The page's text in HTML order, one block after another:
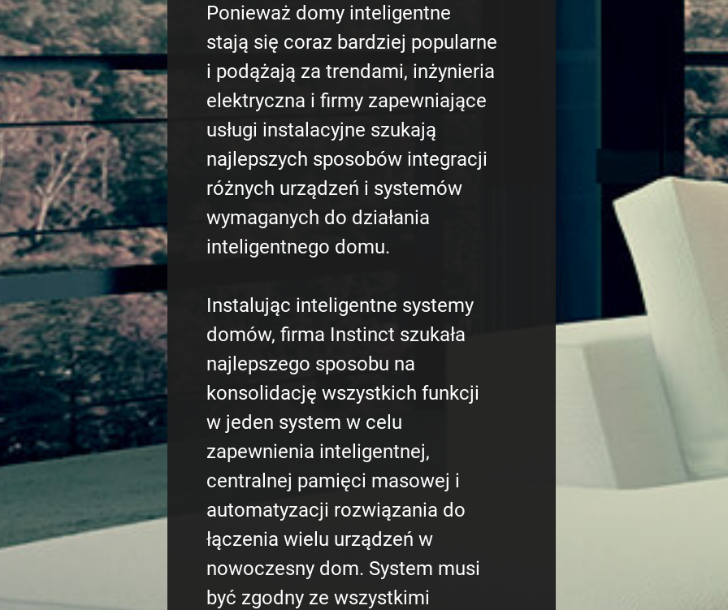
Ponieważ domy inteligentne
stają się coraz bardziej popularne
i podążają za trendami, inżynieria
elektryczna i firmy zapewniające
usługi instalacyjne szukają
najlepszych sposobów integracji
różnych urządzeń i systemów
wymaganych do działania
inteligentnego domu.
Instalując inteligentne systemy
domów, firma Instinct szukała
najlepszego sposobu na
konsolidację wszystkich funkcji
w jeden system w celu
zapewnienia inteligentnej,
centralnej pamięci masowej i
automatyzacji rozwiązania do
łączenia wielu urządzeń w
nowoczesny dom. System musi
być zgodny ze wszystkimi